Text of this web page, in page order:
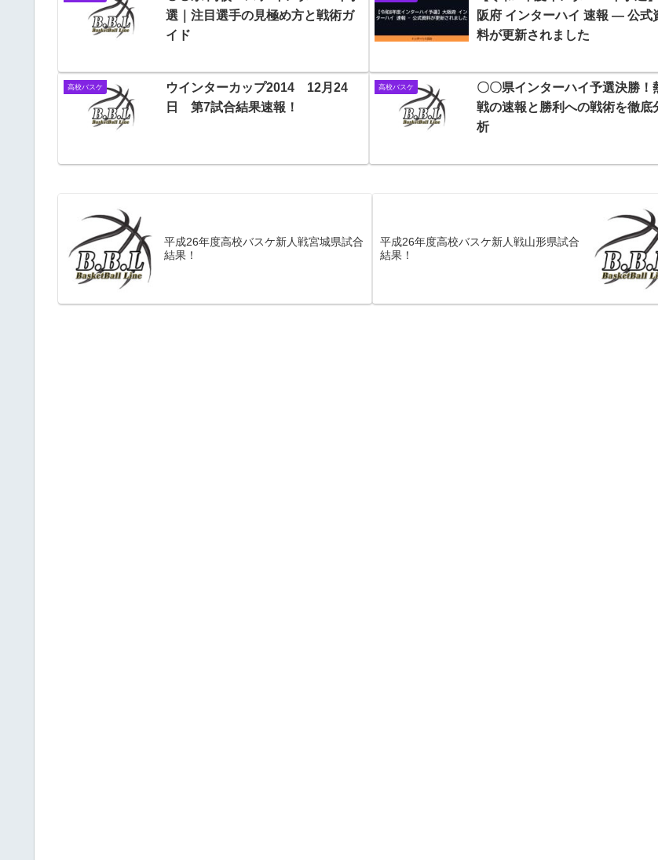
選｜注目選手の見極め方と戦術ガ
イド
阪府 インターハイ 速報 — 公式
料が更新されました
高校バスケ
ウインターカップ2014 12月24
日 第7試合結果速報！
高校バスケ
〇〇県インターハイ予選決勝！
戦の速報と勝利への戦術を徹底
析
平成26年度高校バスケ新人戦宮城県試合
結果！
平成26年度高校バスケ新人戦山形県試合
結果！